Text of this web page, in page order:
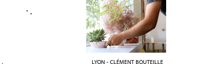
LYON - CLÉMENT BOUTEILLE